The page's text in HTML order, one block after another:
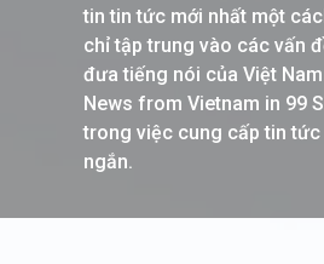
tin tin tức mới nhất một
chỉ tập trung vào các vấn
đưa tiếng nói của Việt
News from Vietnam in 99
trong việc cung cấp tin
ngắn.